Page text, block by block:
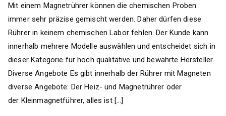
Mit einem Magnetrührer können die chemischen Proben
immer sehr präzise gemischt werden. Daher dürfen diese
Rührer in keinem chemischen Labor fehlen. Der Kunde kann
innerhalb mehrere Modelle auswählen und entscheidet sich in
dieser Kategorie für hoch qualitative und bewährte Hersteller.
Diverse Angebote Es gibt innerhalb der Rührer mit Magneten
diverse Angebote: Der Heiz- und Magnetrührer oder
der Kleinmagnetführer, alles ist […]